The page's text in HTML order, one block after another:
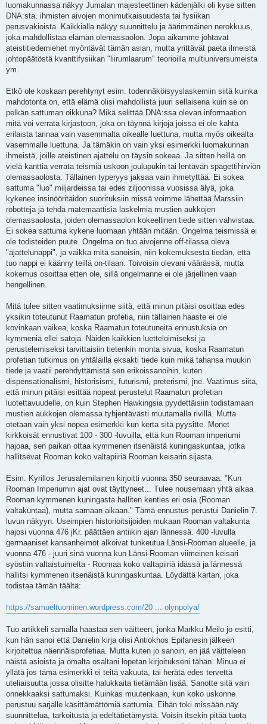
luomakunnassa näkyy Jumalan majesteettinen kädenjälki oli kyse sitten
DNA:sta, ihmisten aivojen monimutkaisuudesta tai fysiikan
perusvakioista. Kaikkialla näkyy suunnittelu ja äärimmäinen nerokkuus,
joka mahdollistaa elämän olemassaolon. Jopa aikamme johtavat
ateistitiedemiehet myöntävät tämän asian, mutta yrittävät paeta ilmeistä
johtopäätöstä kvanttifysiikan "liirumlaarum" teorioilla multiuniversumeista
ym.
Etkö ole koskaan perehtynyt esim. todennäköisyyslaskemiin siitä kuinka
mahdotonta on, että elämä olisi mahdollista juuri sellaisena kuin se on
pelkän sattuman oikkuna? Mikä selittää DNA:ssa olevan informaation
mitä voi verrata kirjastoon, joka on täynnä kirjoja joissa ei ole kahta
erilaista tarinaa vain vasemmalta oikealle luettuna, mutta myös oikealta
vasemmalle luettuna. Ja tämäkin on vain yksi esimerkki luomakunnan
ihmeistä, joille ateistinen ajattelu on täysin sokeaa. Ja sitten heillä on
vielä kanttia verrata teismiä uskoon joulupukin tai lentävän spagettihirviön
olemassaolosta. Tällainen typeryys jaksaa vain ihmetyttää. Ei sokea
sattuma "luo" miljardeissa tai edes ziljoonissa vuosissa älyä, joka
kykenee insinööritaidon suorituksiin missä voimme lähettää Marssiin
robotteja ja tehdä matemaattisia laskelmia mustien aukkojen
olemassaolosta, joiden olemassaolon kokeellinen tiede sitten vahvistaa.
Ei sokea sattuma kykene luomaan yhtään mitään. Ongelma teismissä ei
ole todisteiden puute. Ongelma on tuo aivojenne off-tilassa oleva
"ajattelunappi", ja vaikka mitä sanoisin, niin kokemuksesta tiedän, että
tuo nappi ei käänny teillä on-tilaan. Toivoisin olevani väärässä, mutta
kokemus osoittaa etten ole, sillä ongelmanne ei ole järjellinen vaan
hengellinen.
Mitä tulee sitten vaatimuksiinne siitä, että minun pitäisi osoittaa edes
yksikin toteutunut Raamatun profetia, niin tällainen haaste ei ole
kovinkaan vaikea, koska Raamatun toteutuneita ennustuksia on
kymmeniä ellei satoja. Näiden kaikkien luetteloimiseksi ja
perustelemiseksi tarvittaisiin tietenkin monta sivua, koska Raamatun
profetian tutkimus on yhtälailla eksakti tiede kuin mikä tahansa muukin
tiede ja vaatii perehdyttämistä sen erikoissanoihin, kuten
dispensationalismi, historisismi, futurismi, preterismi, jne. Vaatimus siitä,
että minun pitäisi esittää nopeat perustelut Raamatun profetian
luotettavuudelle, on kuin Stephen Hawkingsia pyydettäisiin todistamaan
mustien aukkojen olemassa tyhjentävästi muutamalla rivillä. Mutta
otetaan vain yksi nopea esimerkki kun kerta sitä pyysitte. Monet
kirkkoisät ennustivat 100 - 300 -luvuilla, että kun Rooman imperiumi
hajoaa, sen paikan ottaa kymmenen itsenäistä kuningaskuntaa, jotka
hallitsevat Rooman koko valtapiiriä Rooman keisarin sijasta.
Esim. Kyrillos Jerusalemilainen kirjoitti vuonna 350 seuraavaa: "Kun
Rooman Imperiumin ajat ovat täyttyneet... Tulee nousemaan yhtä aikaa
Rooman kymmenen kuningasta halliten kenties eri osia (Rooman
valtakuntaa), mutta samaan aikaan." Tämä ennustus perustui Danielin 7.
luvun näkyyn. Useimpien historioitsijoiden mukaan Rooman valtakunta
hajosi vuonna 476 jKr. päättäen antiikin ajan lännessä. 400 -luvulla
germaaniset kansanheimot alkoivat tunkeutua Länsi-Rooman alueelle, ja
vuonna 476 - juuri sinä vuonna kun Länsi-Rooman viimeinen keisari
syöstiin valtaistuimelta - Roomaa koko valtapiiriä idässä ja lännessä
hallitsi kymmenen itsenäistä kuningaskuntaa. Löydättä kartan, joka
todistaa tämän täältä:
https://samueltuominen.wordpress.com/20 ... olynpolya/
Tuo artikkeli samalla haastaa sen väitteen, jonka Markku Meilo jo esitti,
kun hän sanoi että Danielin kirja olisi Antiokhos Epifanesin jälkeen
kirjoitettua näennäisprofetiaa. Mutta kuten jo sanoin, en jää väitteleen
näistä asioista ja omalta osaltani lopetan kirjoitukseni tähän. Minua ei
yllätä jos tämä esimerkki ei teitä vakuuta, tai herätä edes tervettä
uteliaisuutta jossa olisitte halukkaita tietämään lisää. Sanotte sitä vain
onnekkaaksi sattumaksi. Kuinkas muutenkaan, kun koko uskonne
perustuu sarjalle käsittämättömiä sattumia. Eihän toki missään näy
suunnittelua, tarkoitusta ja edeltätietämystä. Voisin itsekin pitää tuota